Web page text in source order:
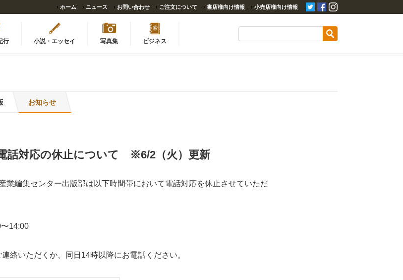
› ホーム › ニュース › お問い合わせ › ご注文について › 書店様向け情報 › 小売店様向け情報
行 小説・エッセイ 写真集 ビジネス
お知らせ
話対応の休止について ※6/2（火）更新
業編集センター出版部は以下時間帯において電話対応を休止させていただ
14:00
絡いただくか、同日14時以降にお電話ください。